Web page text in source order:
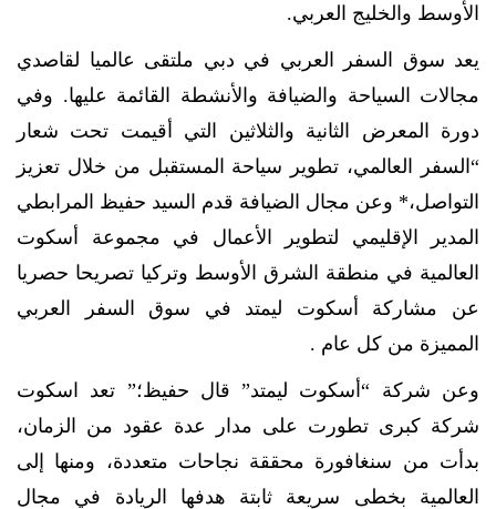
الأوسط والخليج العربي.
يعد سوق السفر العربي في دبي ملتقى عالميا لقاصدي
مجالات السياحة والضيافة والأنشطة القائمة عليها. وفي
دورة المعرض الثانية والثلاثين التي أقيمت تحت شعار
“السفر العالمي، تطوير سياحة المستقبل من خلال تعزيز
التواصل،* وعن مجال الضيافة قدم السيد حفيظ المرابطي
المدير الإقليمي لتطوير الأعمال في مجموعة أسكوت
العالمية في منطقة الشرق الأوسط وتركيا تصريحا حصريا
عن مشاركة أسكوت ليمتد في سوق السفر العربي
المميزة من كل عام .
وعن شركة “أسكوت ليمتد” قال حفيظ؛” تعد اسكوت
شركة كبرى تطورت على مدار عدة عقود من الزمان،
بدأت من سنغافورة محققة نجاحات متعددة، ومنها إلى
العالمية بخطى سريعة ثابتة هدفها الريادة في مجال